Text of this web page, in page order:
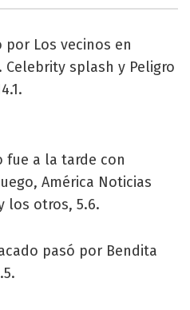
por Los vecinos en
splash y Peligro
fue a la tarde con
América Noticias
los otros, 5.6.
pasó por Bendita